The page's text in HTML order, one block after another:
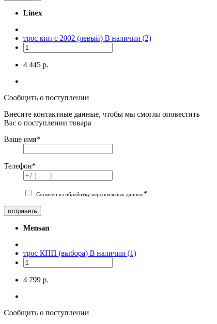
Linex
трос кпп с 2002 (левый) В наличии (2)
4 445 р.
Сообщить о поступлении
Внесите контактные данные, чтобы мы смогли оповестить
Вас о поступлении товара
Ваше имя*
Телефон*
Согласен на обработку персональных данных*
отправить
Mensan
трос КПП (выбора) В наличии (1)
4 799 р.
Сообщить о поступлении